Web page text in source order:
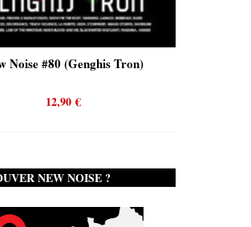
Noise #80 (Genghis Tron)
12,90€
NEW NOISE ?